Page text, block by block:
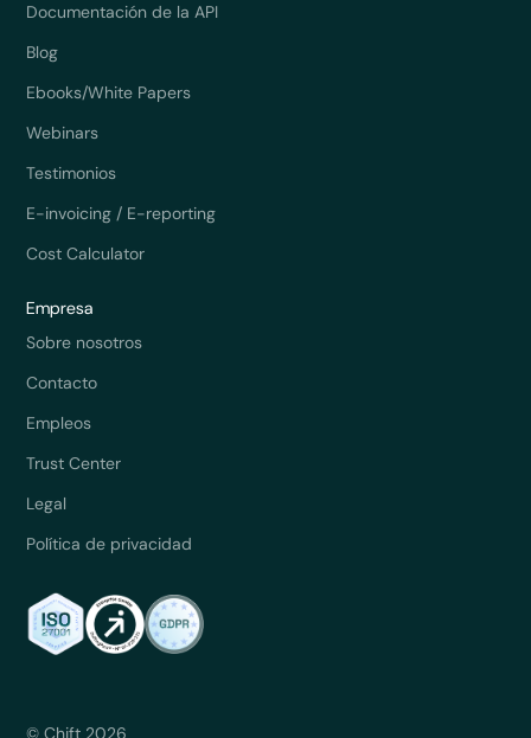
Documentación de la API
Blog
Ebooks/White Papers
Webinars
Testimonios
E-invoicing / E-reporting
Cost Calculator
Empresa
Sobre nosotros
Contacto
Empleos
Trust Center
Legal
Política de privacidad
© Chift 2026